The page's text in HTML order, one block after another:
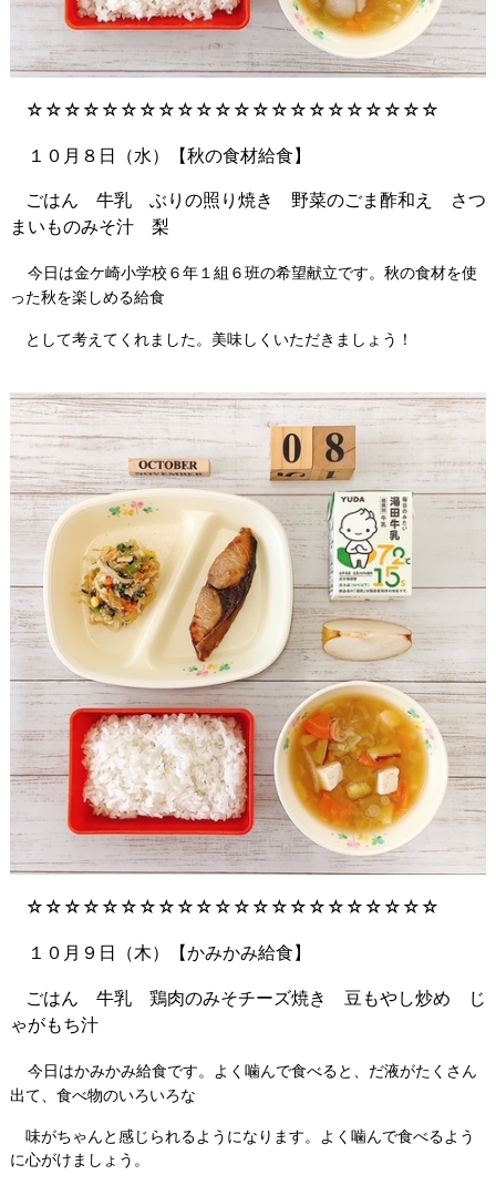
☆☆☆☆☆☆☆☆☆☆☆☆☆☆☆☆☆☆☆☆☆☆
１０月８日（水）【秋の食材給食】
ごはん 牛乳 ぶりの照り焼き 野菜のごま酢和え さつ
まいものみそ汁 梨
今日は金ケ崎小学校６年１組６班の希望献立です。秋の食材を使
った秋を楽しめる給食
として考えてくれました。美味しくいただきましょう！
☆☆☆☆☆☆☆☆☆☆☆☆☆☆☆☆☆☆☆☆☆☆
１０月９日（木）【かみかみ給食】
ごはん 牛乳 鶏肉のみそチーズ焼き 豆もやし炒め じ
ゃがもち汁
今日はかみかみ給食です。よく噛んで食べると、だ液がたくさん
出て、食べ物のいろいろな
味がちゃんと感じられるようになります。よく噛んで食べるよう
に心がけましょう。